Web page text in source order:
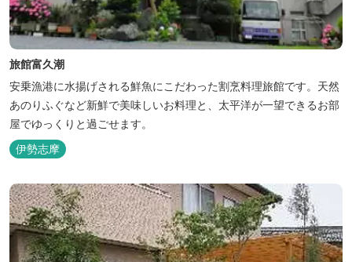
旅館富久潮
安乗漁港に水揚げされる鮮魚にこだわった割烹料理旅館です。天然
あのりふぐなど新鮮で美味しいお料理と、太平洋が一望できるお部
屋でゆっくりと過ごせます。
伊勢志摩